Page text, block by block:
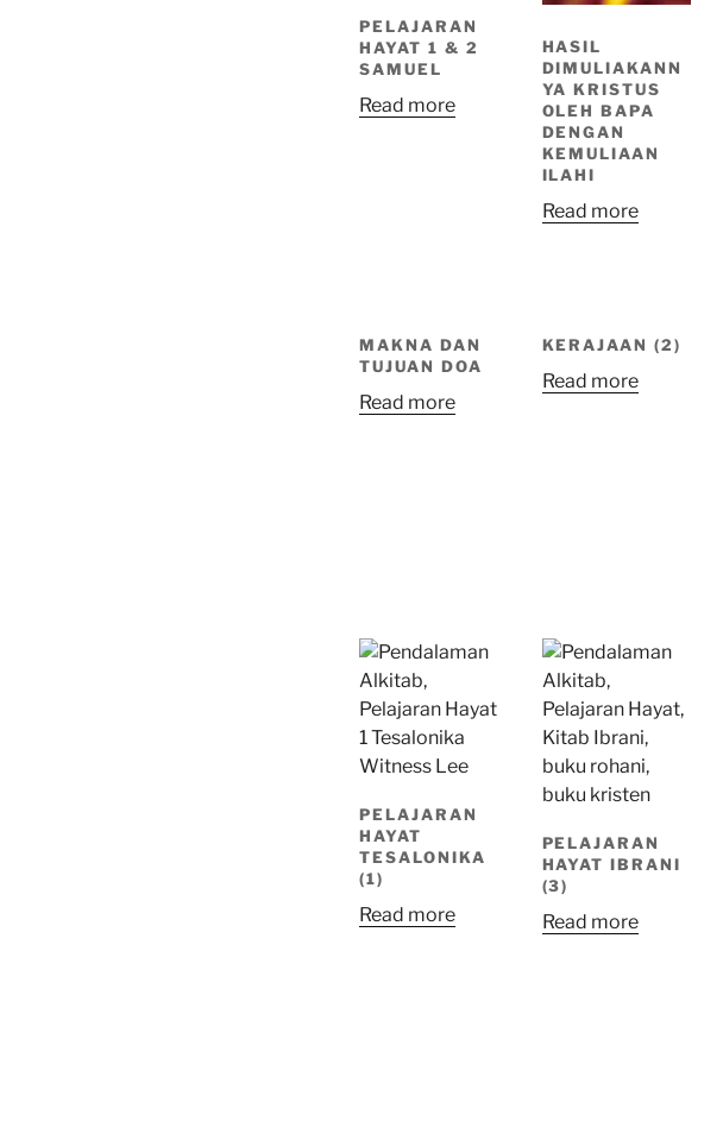
PELAJARAN
HAYAT 1 & 2
SAMUEL
Read more
HASIL
DIMULIAKANN
YA KRISTUS
OLEH BAPA
DENGAN
KEMULIAAN
ILAHI
Read more
MAKNA DAN
TUJUAN DOA
Read more
KERAJAAN (2)
Read more
PELAJARAN
HAYAT
TESALONIKA
(1)
Read more
PELAJARAN
HAYAT IBRANI
(3)
Read more